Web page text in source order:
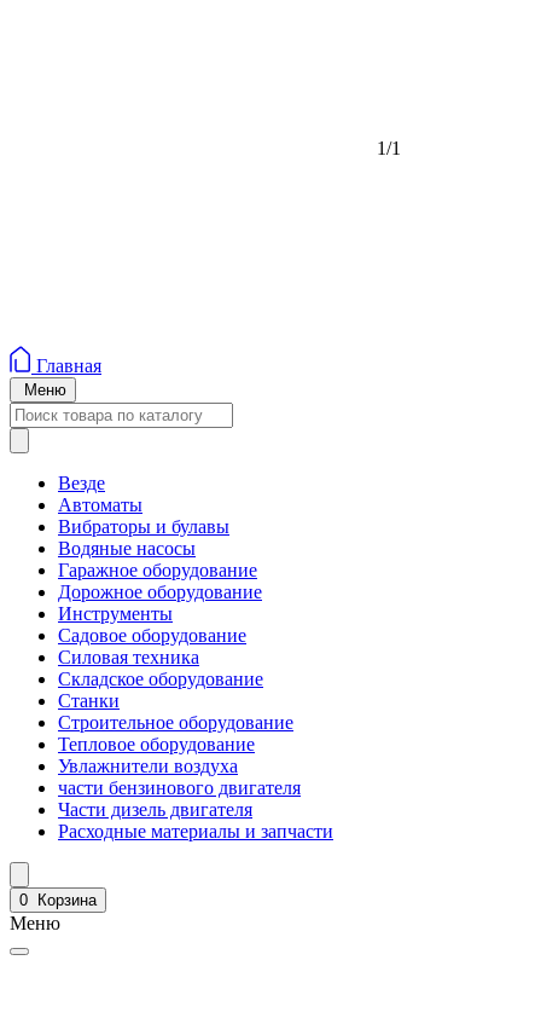
1/1
Главная
Меню
Везде
Автоматы
Вибраторы и булавы
Водяные насосы
Гаражное оборудование
Дорожное оборудование
Инструменты
Садовое оборудование
Силовая техника
Складское оборудование
Станки
Строительное оборудование
Тепловое оборудование
Увлажнители воздуха
части бензинового двигателя
Части дизель двигателя
Расходные материалы и запчасти
0 Корзина
Меню